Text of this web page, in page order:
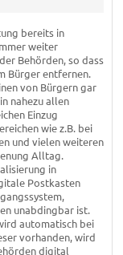
bereits in
weiter
Behörden, so dass
Bürger entfernen.
von Bürgern gar
nahezu allen
Einzug
wie z.B. bei
und vielen weiteren
Alltag.
in
Postkasten
unabdingbar ist.
automatisch bei
vorhanden, wird
digital